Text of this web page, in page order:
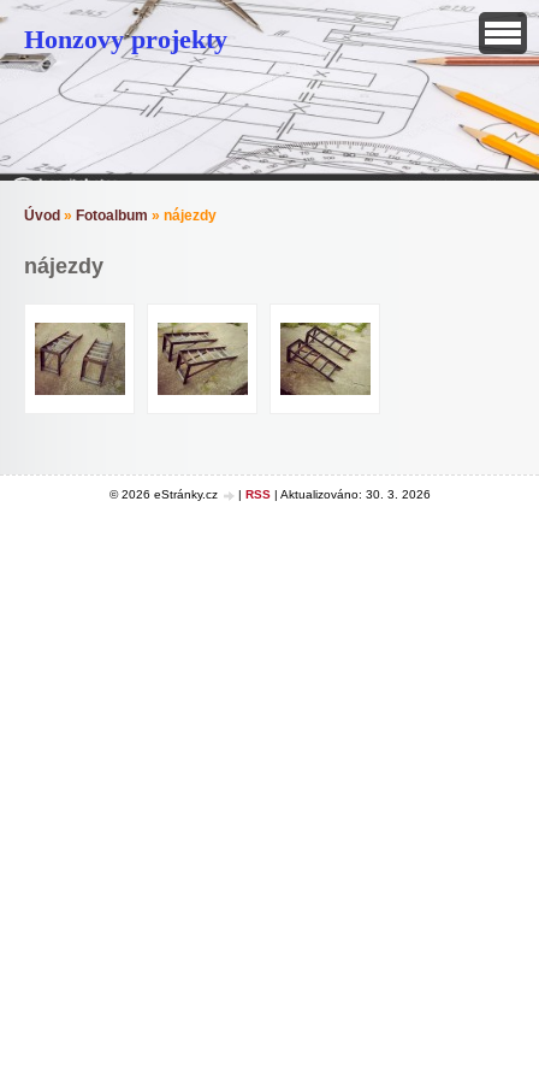
Honzovy projekty
Úvod » Fotoalbum » nájezdy
nájezdy
© 2026 eStránky.cz | RSS| Aktualizováno: 30. 3. 2026